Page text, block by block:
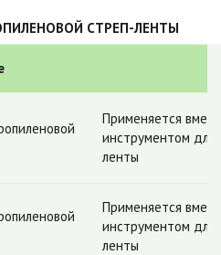
СТРЕП-ЛЕНТЫ
Применяется
инструментом для
ленты
Применяется
инструментом для
ленты